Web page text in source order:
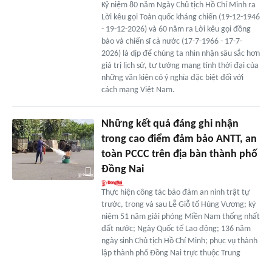
Kỷ niệm 80 năm Ngày Chủ tịch Hồ Chí Minh ra
Lời kêu gọi Toàn quốc kháng chiến (19-12-1946
- 19-12-2026) và 60 năm ra Lời kêu gọi đồng
bào và chiến sĩ cả nước (17-7-1966 - 17-7-
2026) là dịp để chúng ta nhìn nhận sâu sắc hơn
giá trị lịch sử, tư tưởng mang tính thời đại của
những văn kiện có ý nghĩa đặc biệt đối với
cách mạng Việt Nam.
Những kết quả đáng ghi nhận
trong cao điểm đảm bảo ANTT, an
toàn PCCC trên địa bàn thành phố
Đồng Nai
Thực hiện công tác bảo đảm an ninh trật tự
trước, trong và sau Lễ Giỗ tổ Hùng Vương; kỷ
niệm 51 năm giải phóng Miền Nam thống nhất
đất nước; Ngày Quốc tế Lao động; 136 năm
ngày sinh Chủ tịch Hồ Chí Minh; phục vụ thành
lập thành phố Đồng Nai trực thuộc Trung